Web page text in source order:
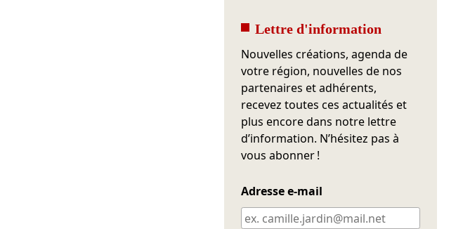
Lettre d'information
Nouvelles créations, agenda de
votre région, nouvelles de nos
partenaires et adhérents,
recevez toutes ces actualités et
plus encore dans notre lettre
d’information. N’hésitez pas à
vous abonner !
Adresse e-mail